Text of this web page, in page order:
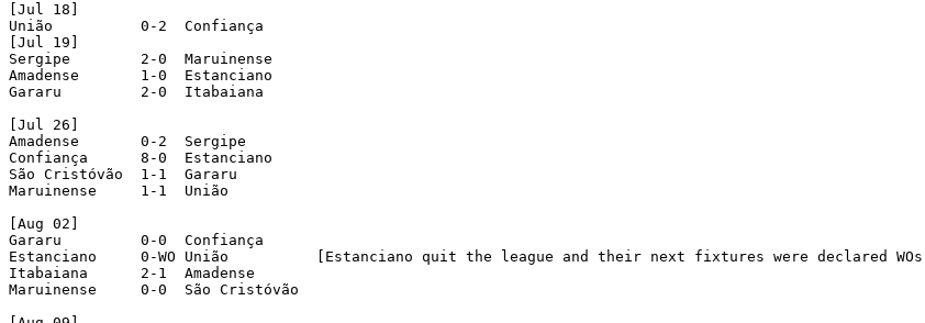
[Jul 18]
União          0-2  Confiança
[Jul 19]
Sergipe        2-0  Maruinense
Amadense       1-0  Estanciano
Gararu         2-0  Itabaiana
[Jul 26]
Amadense       0-2  Sergipe
Confiança      8-0  Estanciano
São Cristóvão  1-1  Gararu
Maruinense     1-1  União
[Aug 02]
Gararu         0-0  Confiança
Estanciano     0-WO União          [Estanciano quit the league and their next fixtures were declared WOs]
Itabaiana      2-1  Amadense
Maruinense     0-0  São Cristóvão